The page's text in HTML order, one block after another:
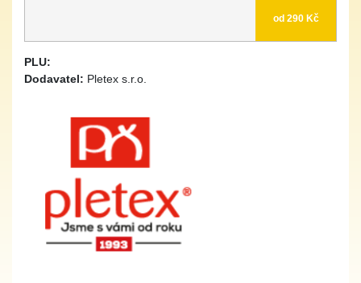
od 290 Kč
PLU:
Dodavatel: Pletex s.r.o.